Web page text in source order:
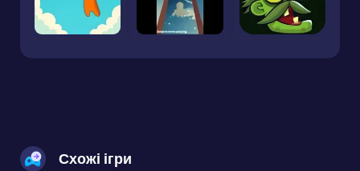
Схожі ігри